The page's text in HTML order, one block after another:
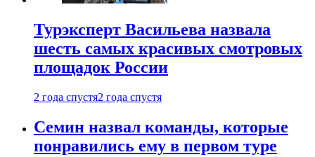
Турэксперт Васильева назвала
шесть самых красивых смотровых
площадок России
2 года спустя2 года спустя
Семин назвал команды, которые
понравились ему в первом туре